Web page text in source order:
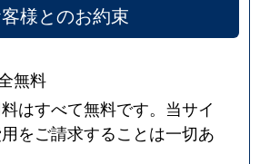
様とのお約束
無料
はすべて無料です。当サイ
をご請求することは一切あ